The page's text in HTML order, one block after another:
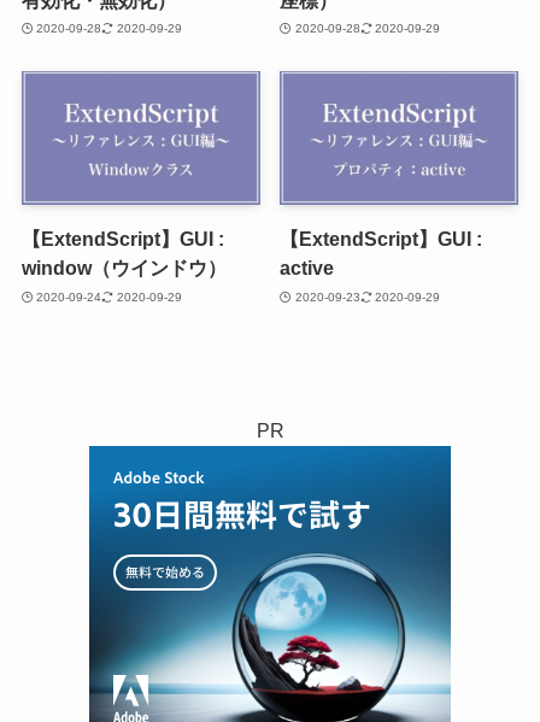
2020-09-28 2020-09-29 2020-09-28 2020-09-29
【ExtendScript】GUI :
window（ウインドウ）
2020-09-24 2020-09-29
【ExtendScript】GUI :
active
2020-09-23 2020-09-29
PR